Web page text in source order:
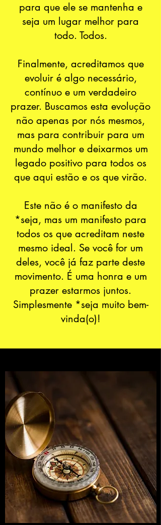
para que ele se mantenha e
seja um lugar melhor para
todo. Todos.
Finalmente, acreditamos que
evoluir é algo necessário,
contínuo e um verdadeiro
prazer. Buscamos esta evolução
não apenas por nós mesmos,
mas para contribuir para um
mundo melhor e deixarmos um
legado positivo para todos os
que aqui estão e os que virão.
Este não é o manifesto da
*seja, mas um manifesto para
todos os que acreditam neste
mesmo ideal. Se você for um
deles, você já faz parte deste
movimento. É uma honra e um
prazer estarmos juntos.
Simplesmente *seja muito bem-
vinda(o)!